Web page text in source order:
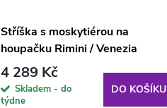
Stříška s moskytiérou na
houpačku Rimini / Venezia
Antracit PATIO
4 289 Kč
Skladem - do
týdne
DO KOŠÍKU